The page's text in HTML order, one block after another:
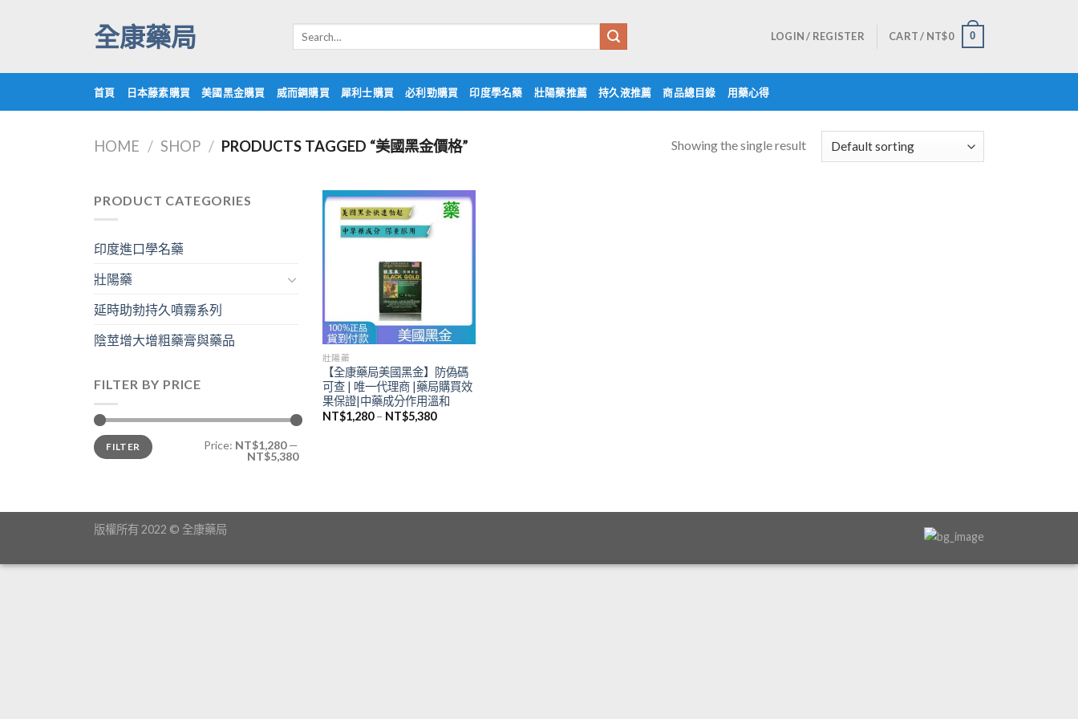
全康藥局
Search
LOGIN / REGISTER CART / NT$0 0
首頁 日本藤素購買 美國黑金購買 威而鋼購買 犀利士購買 必利勁購買 印度學名藥 壯陽藥推薦 持久液推薦 商品總目錄 用藥心得
HOME / SHOP / PRODUCTS TAGGED “美國黑金價格” Showing the single result
PRODUCT CATEGORIES
印度進口學名藥
壯陽藥
延時助勃持久噴霧系列
陰莖增大增粗藥膏與藥品
FILTER BY PRICE
FILTER Price: NT$1,280—
NT$5,380
壯陽藥
【全康藥局美國黑金】防偽碼
可查 | 唯一代理商 |藥局購買效
果保證|中藥成分作用溫和
NT$1,280– NT$5,380
版權所有 2022 © 全康藥局